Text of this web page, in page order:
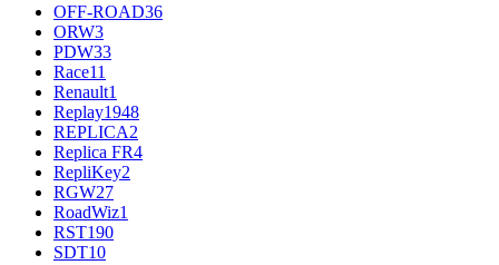
OFF-ROAD36
ORW3
PDW33
Race11
Renault1
Replay1948
REPLICA2
Replica FR4
RepliKey2
RGW27
RoadWiz1
RST190
SDT10